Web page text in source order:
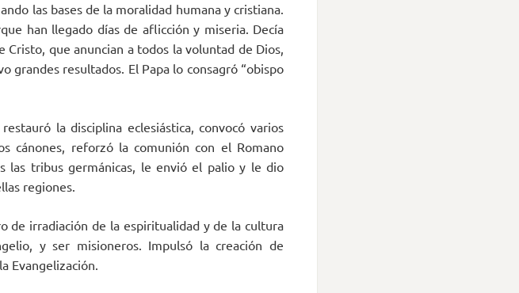
las bases de la moralidad humana y cristiana.
han llegado días de aflicción y miseria. Decía
que anuncian a todos la voluntad de Dios,
resultados. El Papa lo consagró “obispo
la disciplina eclesiástica, convocó varios
cánones, reforzó la comunión con el Romano
las tribus germánicas, le envió el palio y le dio
regiones.
de irradiación de la espiritualidad y de la cultura
y ser misioneros. Impulsó la creación de
Evangelización.